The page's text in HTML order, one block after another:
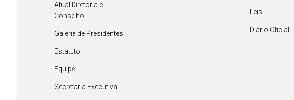
Atual Diretoria e
Conselho
Galeria de Presidentes
Estatuto
Equipe
Secretaria Executiva
Leis
Diário Oficial